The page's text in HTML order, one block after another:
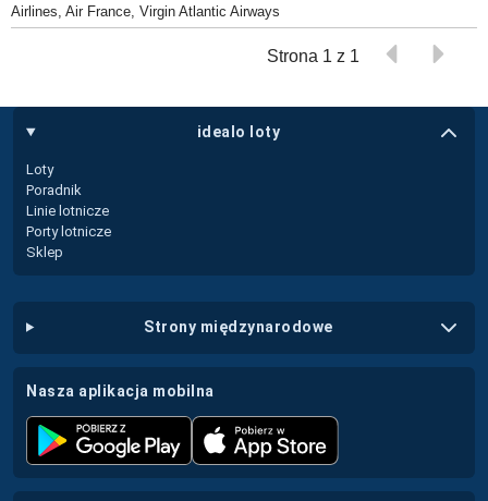
Airlines, Air France, Virgin Atlantic Airways
Strona 1 z 1
idealo loty
Loty
Poradnik
Linie lotnicze
Porty lotnicze
Sklep
strony międzynarodowe
nasza aplikacja mobilna